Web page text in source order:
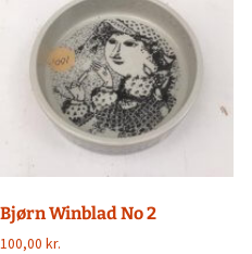
Bjørn Winblad No 2
100,00 kr.